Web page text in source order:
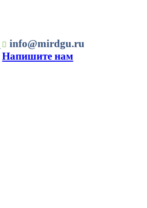
info@mirdgu.ru
Напишите нам